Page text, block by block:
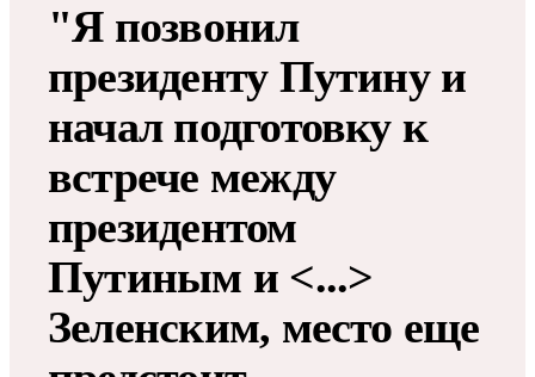
"Я позвонил
президенту Путину и
начал подготовку к
встрече между
президентом
Путиным и <...>
Зеленским, место еще